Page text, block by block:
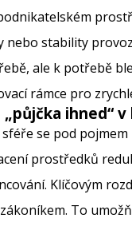
nebo stability
ale k potřebě
rámce pro
půjčka ihned“
se pod pojmem
prostředků
Klíčovým
To